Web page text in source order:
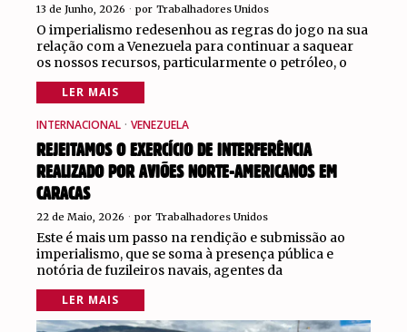
13 de Junho, 2026 por Trabalhadores Unidos
O imperialismo redesenhou as regras do jogo na sua
relação com a Venezuela para continuar a saquear
os nossos recursos, particularmente o petróleo, o
LER MAIS
INTERNACIONAL · VENEZUELA
REJEITAMOS O EXERCÍCIO DE INTERFERÊNCIA
REALIZADO POR AVIÕES NORTE-AMERICANOS EM
CARACAS
22 de Maio, 2026 por Trabalhadores Unidos
Este é mais um passo na rendição e submissão ao
imperialismo, que se soma à presença pública e
notória de fuzileiros navais, agentes da
LER MAIS